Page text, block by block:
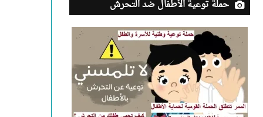
حملة توعية الأطفال ضد التحرش